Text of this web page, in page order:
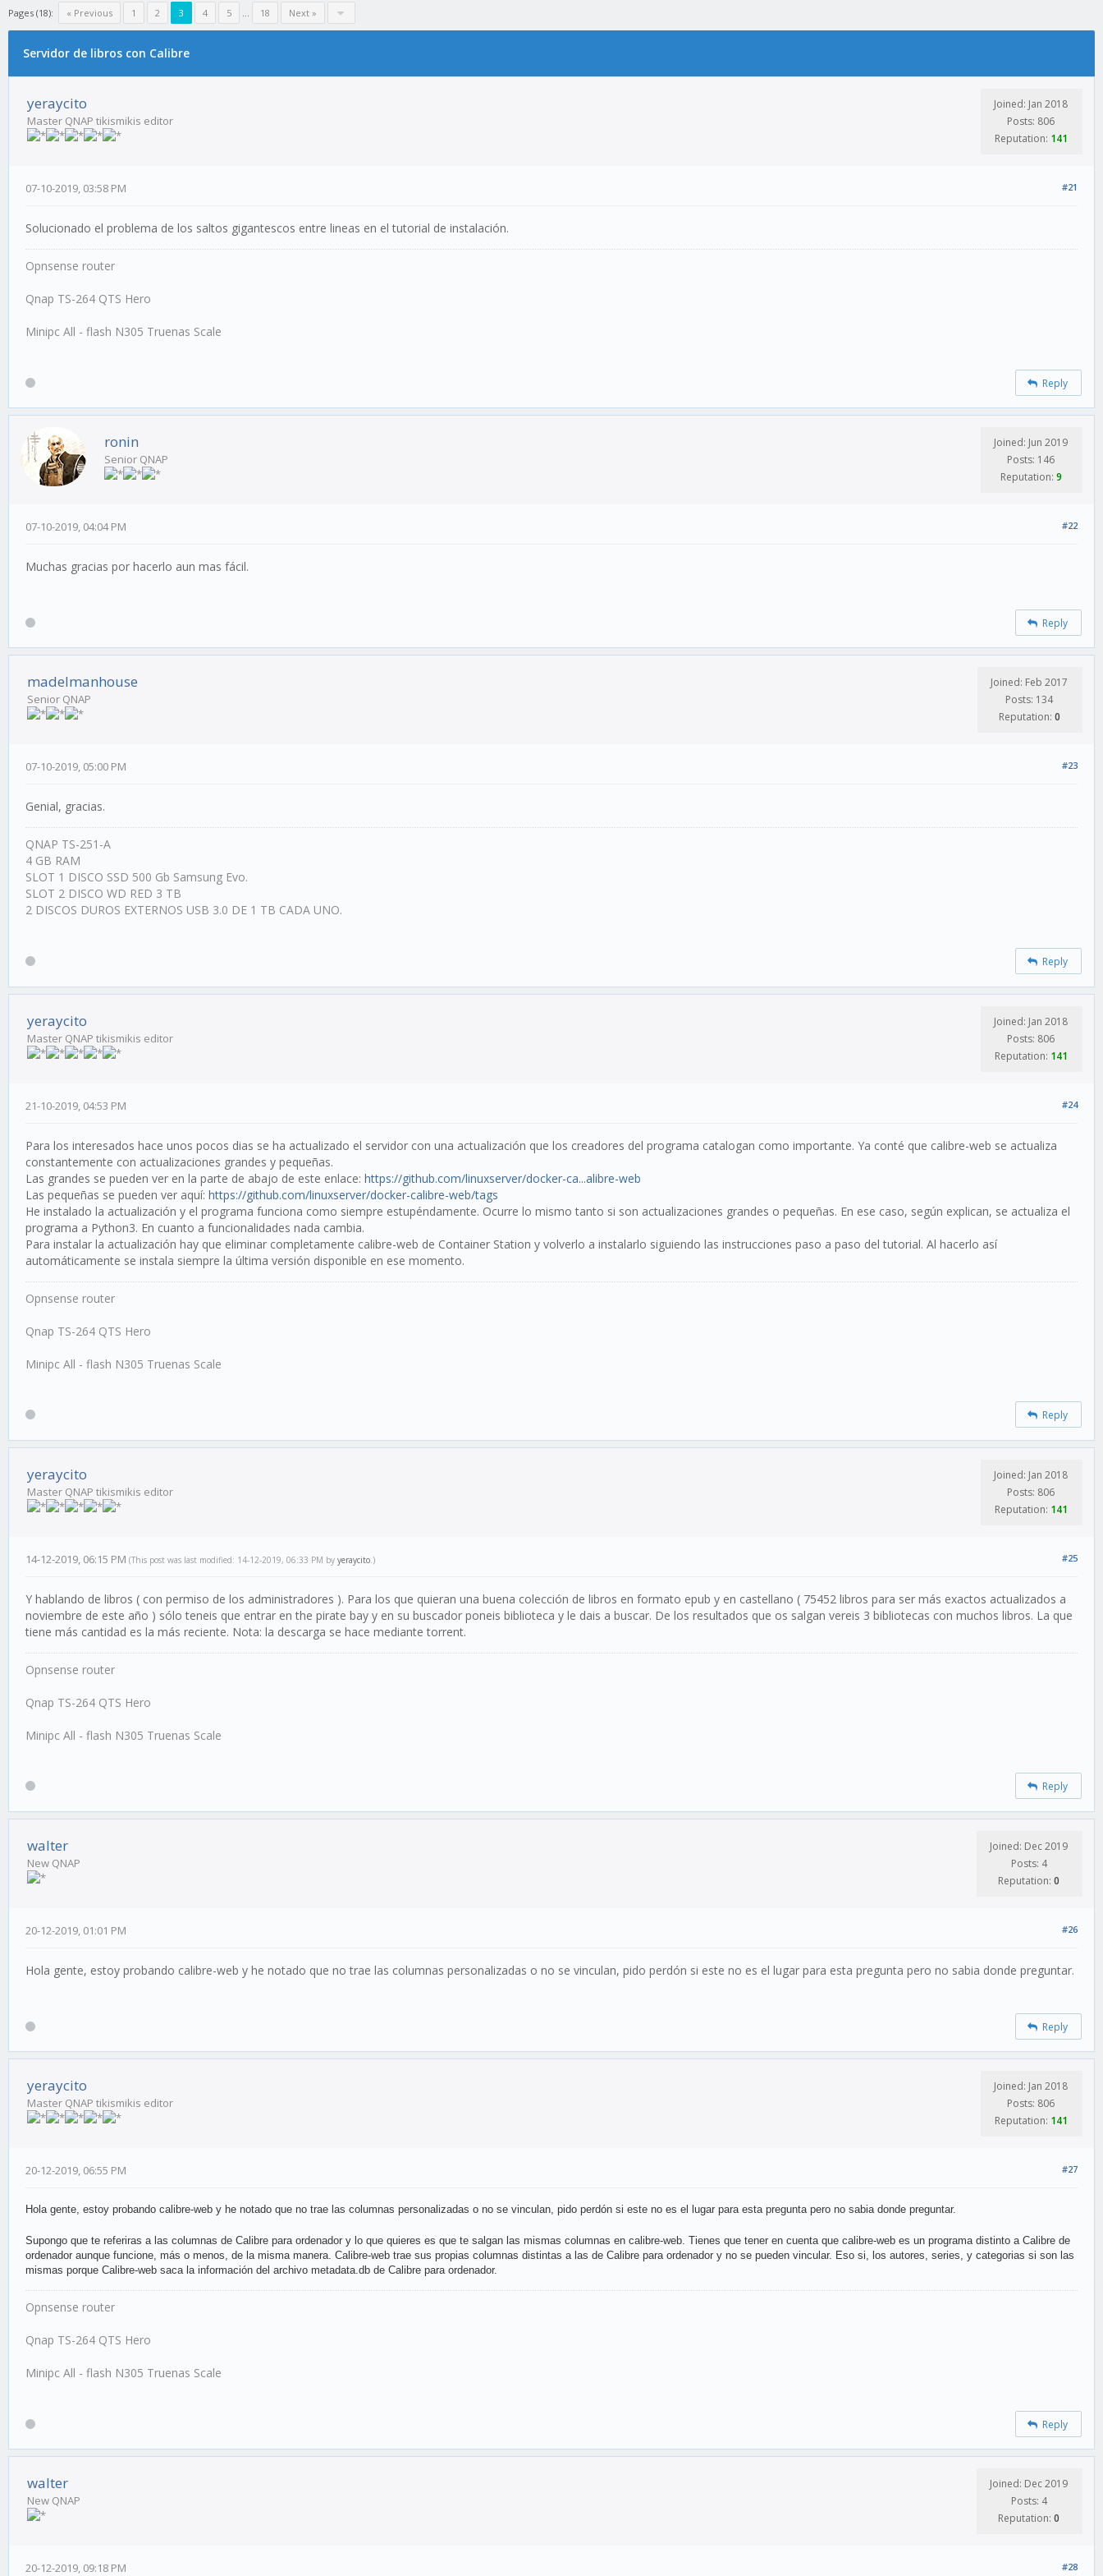
Pages (18): « Previous 1 2 3 4 5 … 18 Next »
Servidor de libros con Calibre
yeraycito
Master QNAP tikismikis editor
Joined: Jan 2018
Posts: 806
Reputation: 141
#21
07-10-2019, 03:58 PM
Solucionado el problema de los saltos gigantescos entre lineas en el tutorial de instalación.
Opnsense router
Qnap TS-264 QTS Hero
Minipc All - flash N305 Truenas Scale
Reply
ronin
Senior QNAP
Joined: Jun 2019
Posts: 146
Reputation: 9
#22
07-10-2019, 04:04 PM
Muchas gracias por hacerlo aun mas fácil.
Reply
madelmanhouse
Senior QNAP
Joined: Feb 2017
Posts: 134
Reputation: 0
#23
07-10-2019, 05:00 PM
Genial, gracias.
QNAP TS-251-A
4 GB RAM
SLOT 1 DISCO SSD 500 Gb Samsung Evo.
SLOT 2 DISCO WD RED 3 TB
2 DISCOS DUROS EXTERNOS USB 3.0 DE 1 TB CADA UNO.
Reply
yeraycito
Master QNAP tikismikis editor
Joined: Jan 2018
Posts: 806
Reputation: 141
#24
21-10-2019, 04:53 PM
Para los interesados hace unos pocos dias se ha actualizado el servidor con una actualización que los creadores del programa catalogan como importante. Ya conté que calibre-web se actualiza
constantemente con actualizaciones grandes y pequeñas.
Las grandes se pueden ver en la parte de abajo de este enlace: https://github.com/linuxserver/docker-ca...alibre-web
Las pequeñas se pueden ver aquí: https://github.com/linuxserver/docker-calibre-web/tags
He instalado la actualización y el programa funciona como siempre estupéndamente. Ocurre lo mismo tanto si son actualizaciones grandes o pequeñas. En ese caso, según explican, se actualiza el
programa a Python3. En cuanto a funcionalidades nada cambia.
Para instalar la actualización hay que eliminar completamente calibre-web de Container Station y volverlo a instalarlo siguiendo las instrucciones paso a paso del tutorial. Al hacerlo así
automáticamente se instala siempre la última versión disponible en ese momento.
Opnsense router
Qnap TS-264 QTS Hero
Minipc All - flash N305 Truenas Scale
Reply
yeraycito
Master QNAP tikismikis editor
Joined: Jan 2018
Posts: 806
Reputation: 141
#25
14-12-2019, 06:15 PM (This post was last modified: 14-12-2019, 06:33 PM by yeraycito.)
Y hablando de libros ( con permiso de los administradores ). Para los que quieran una buena colección de libros en formato epub y en castellano ( 75452 libros para ser más exactos actualizados a
noviembre de este año ) sólo teneis que entrar en the pirate bay y en su buscador poneis biblioteca y le dais a buscar. De los resultados que os salgan vereis 3 bibliotecas con muchos libros. La que
tiene más cantidad es la más reciente. Nota: la descarga se hace mediante torrent.
Opnsense router
Qnap TS-264 QTS Hero
Minipc All - flash N305 Truenas Scale
Reply
walter
New QNAP
Joined: Dec 2019
Posts: 4
Reputation: 0
#26
20-12-2019, 01:01 PM
Hola gente, estoy probando calibre-web y he notado que no trae las columnas personalizadas o no se vinculan, pido perdón si este no es el lugar para esta pregunta pero no sabia donde preguntar.
Reply
yeraycito
Master QNAP tikismikis editor
Joined: Jan 2018
Posts: 806
Reputation: 141
#27
20-12-2019, 06:55 PM
Hola gente, estoy probando calibre-web y he notado que no trae las columnas personalizadas o no se vinculan, pido perdón si este no es el lugar para esta pregunta pero no sabia donde preguntar.
Supongo que te referiras a las columnas de Calibre para ordenador y lo que quieres es que te salgan las mismas columnas en calibre-web. Tienes que tener en cuenta que calibre-web es un programa distinto a Calibre de
ordenador aunque funcione, más o menos, de la misma manera. Calibre-web trae sus propias columnas distintas a las de Calibre para ordenador y no se pueden vincular. Eso si, los autores, series, y categorias si son las
mismas porque Calibre-web saca la información del archivo metadata.db de Calibre para ordenador.
Opnsense router
Qnap TS-264 QTS Hero
Minipc All - flash N305 Truenas Scale
Reply
walter
New QNAP
Joined: Dec 2019
Posts: 4
Reputation: 0
#28
20-12-2019, 09:18 PM